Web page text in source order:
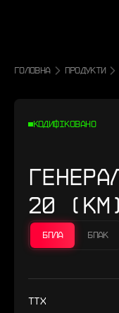
ГОЛОВНА ПРОДУКТИ
КОДИФІКОВАНО
20
БПЛА БПАК
ТТХ